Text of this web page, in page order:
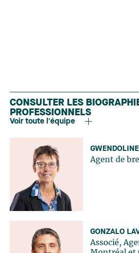
CONSULTER LES
PROFESSIONNELS
Voir toute l'équipe
Agent de
GONZALO
Associé,